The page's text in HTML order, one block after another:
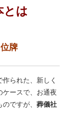
とは
牌
作られた、新しく
ケースで、お通夜
のですが、葬儀社